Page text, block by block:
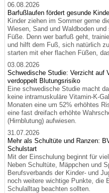
06.08.2026
Barfußlaufen fördert gesunde
Kinder ziehen im Sommer gerne
Wiesen, Sand und Waldboden
Füße. Denn wer barfuß geht,
und hilft dem Fuß, sich natürlich
starten mit eher flachen Füßen,
03.08.2026
Schwedische Studie: Verzicht auf
verdoppelt Blutungsrisiko
Eine schwedische Studie macht
keine intramuskuläre Vitamin-K-
Monaten eine um 52% erhöhtes
eine fast dreifach erhöhte
(Hirnblutung) aufwiesen.
31.07.2026
Mehr als Schultüte und Ranzen:
Schulstart
Mit der Einschulung beginnt für
Neben Schultüte, Mäppchen und
Berufsverbands der Kinder- und
noch weitere wichtige Punkte, die
Schulalltag beachten sollten.